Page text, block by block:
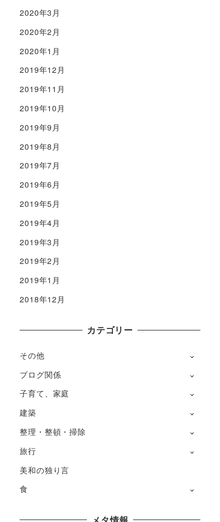
2020年3月
2020年2月
2020年1月
2019年12月
2019年11月
2019年10月
2019年9月
2019年8月
2019年7月
2019年6月
2019年5月
2019年4月
2019年3月
2019年2月
2019年1月
2018年12月
カテゴリー
その他
ブログ関係
子育て、家庭
建築
整理・整頓・掃除
旅行
美和の独り言
食